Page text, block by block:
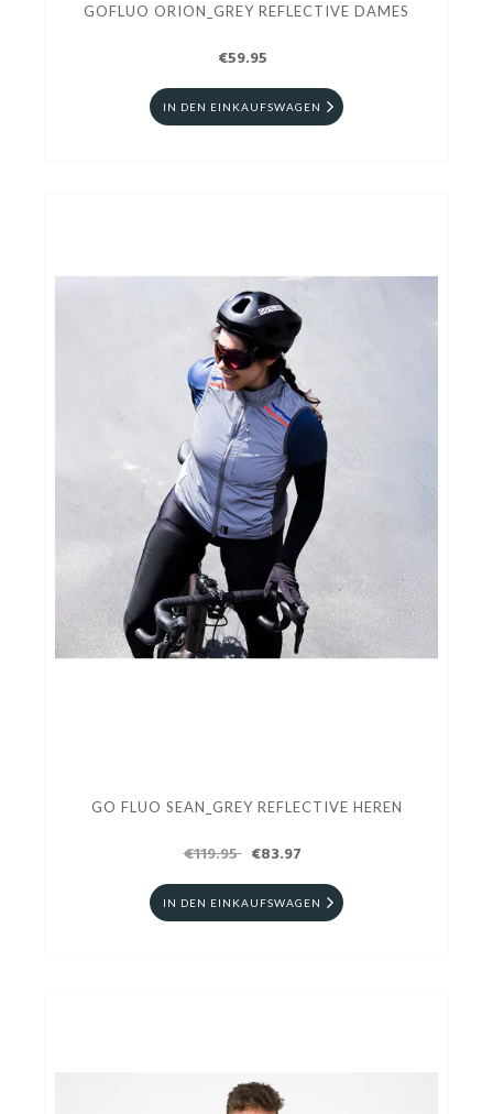
GOFLUO ORION_GREY REFLECTIVE DAMES
€59.95
IN DEN EINKAUFSWAGEN
GO FLUO SEAN_GREY REFLECTIVE HEREN
€119.95 €83.97
IN DEN EINKAUFSWAGEN